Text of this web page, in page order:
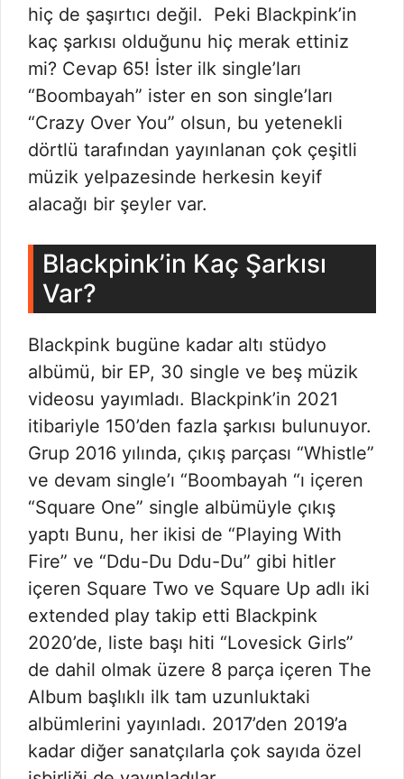
hiç de şaşırtıcı değil. Peki Blackpink’in
kaç şarkısı olduğunu hiç merak ettiniz
mi? Cevap 65! İster ilk single’ları
“Boombayah” ister en son single’ları
“Crazy Over You” olsun, bu yetenekli
dörtlü tarafından yayınlanan çok çeşitli
müzik yelpazesinde herkesin keyif
alacağı bir şeyler var.
Blackpink’in Kaç Şarkısı
Var?
Blackpink bugüne kadar altı stüdyo
albümü, bir EP, 30 single ve beş müzik
videosu yayımladı. Blackpink’in 2021
itibariyle 150’den fazla şarkısı bulunuyor.
Grup 2016 yılında, çıkış parçası “Whistle”
ve devam single’ı “Boombayah “ı içeren
“Square One” single albümüyle çıkış
yaptı Bunu, her ikisi de “Playing With
Fire” ve “Ddu-Du Ddu-Du” gibi hitler
içeren Square Two ve Square Up adlı iki
extended play takip etti Blackpink
2020’de, liste başı hiti “Lovesick Girls”
de dahil olmak üzere 8 parça içeren The
Album başlıklı ilk tam uzunluktaki
albümlerini yayınladı. 2017’den 2019’a
kadar diğer sanatçılarla çok sayıda özel